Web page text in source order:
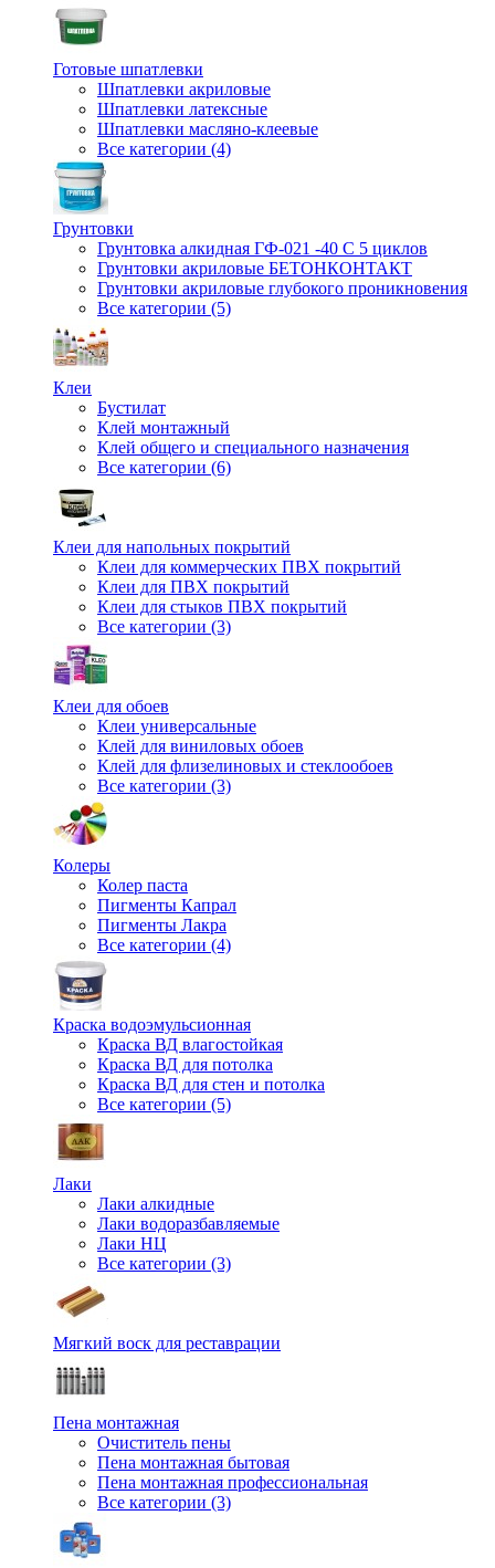
Готовые шпатлевки
Шпатлевки акриловые
Шпатлевки латексные
Шпатлевки масляно-клеевые
Все категории (4)
Грунтовки
Грунтовка алкидная ГФ-021 -40 С 5 циклов
Грунтовки акриловые БЕТОНКОНТАКТ
Грунтовки акриловые глубокого проникновения
Все категории (5)
Клеи
Бустилат
Клей монтажный
Клей общего и специального назначения
Все категории (6)
Клеи для напольных покрытий
Клеи для коммерческих ПВХ покрытий
Клеи для ПВХ покрытий
Клеи для стыков ПВХ покрытий
Все категории (3)
Клеи для обоев
Клеи универсальные
Клей для виниловых обоев
Клей для флизелиновых и стеклообоев
Все категории (3)
Колеры
Колер паста
Пигменты Капрал
Пигменты Лакра
Все категории (4)
Краска водоэмульсионная
Краска ВД влагостойкая
Краска ВД для потолка
Краска ВД для стен и потолка
Все категории (5)
Лаки
Лаки алкидные
Лаки водоразбавляемые
Лаки НЦ
Все категории (3)
Мягкий воск для реставрации
Пена монтажная
Очиститель пены
Пена монтажная бытовая
Пена монтажная профессиональная
Все категории (3)